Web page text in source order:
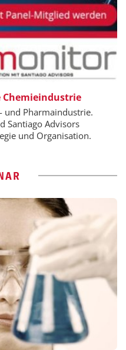
und Pharmaindustrie.
Santiago Advisors
und Organisation.